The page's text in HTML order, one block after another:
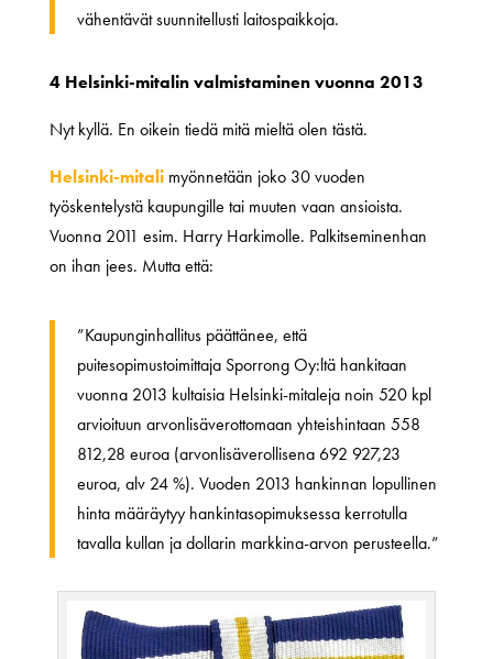
vähentävät suunnitellusti laitospaikkoja.
4 Helsinki-mitalin valmistaminen vuonna 2013
Nyt kyllä. En oikein tiedä mitä mieltä olen tästä.
Helsinki-mitalimyönnetään joko 30 vuoden
työskentelystä kaupungille tai muuten vaan ansioista.
Vuonna 2011 esim. Harry Harkimolle. Palkitseminenhan
on ihan jees. Mutta että:
”Kaupunginhallitus päättänee, että
puitesopimustoimittaja Sporrong Oy:ltä hankitaan
vuonna 2013 kultaisia Helsinki-mitaleja noin 520 kpl
arvioituun arvonlisäverottomaan yhteishintaan 558
812,28 euroa (arvonlisäverollisena 692 927,23
euroa, alv 24 %). Vuoden 2013 hankinnan lopullinen
hinta määräytyy hankintasopimuksessa kerrotulla
tavalla kullan ja dollarin markkina-arvon perusteella.”